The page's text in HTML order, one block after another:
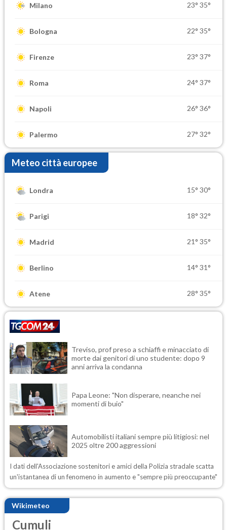
Milano 23° 35°
Bologna 22° 35°
Firenze 23° 37°
Roma 24° 37°
Napoli 26° 36°
Palermo 27° 32°
Meteo città europee
Londra 15° 30°
Parigi 18° 32°
Madrid 21° 35°
Berlino 14° 31°
Atene 28° 35°
Wikimeteo
Cumuli
Treviso, prof preso a schiaffi e minacciato di
morte dai genitori di uno studente: dopo 9
anni arriva la condanna
Papa Leone: "Non disperare, neanche nei
momenti di buio"
Automobilisti italiani sempre più litigiosi: nel
2025 oltre 200 aggressioni
I dati dell'Associazione sostenitori e amici della Polizia stradale scatta
un'istantanea di un fenomeno in aumento e "sempre più preoccupante"